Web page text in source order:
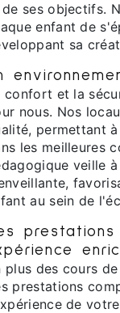
ses objectifs.
enfant de
sa
confort et la
nous. Nos
permettant
les meilleures
veille
au sein de
plus des cours
prestations
de